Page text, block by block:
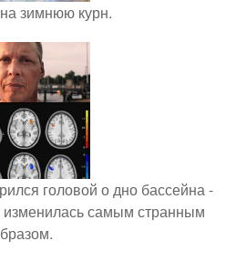
зимнюю курн.
головой о дно бассейна -
изменилась самым странным